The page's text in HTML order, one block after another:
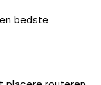
bedste